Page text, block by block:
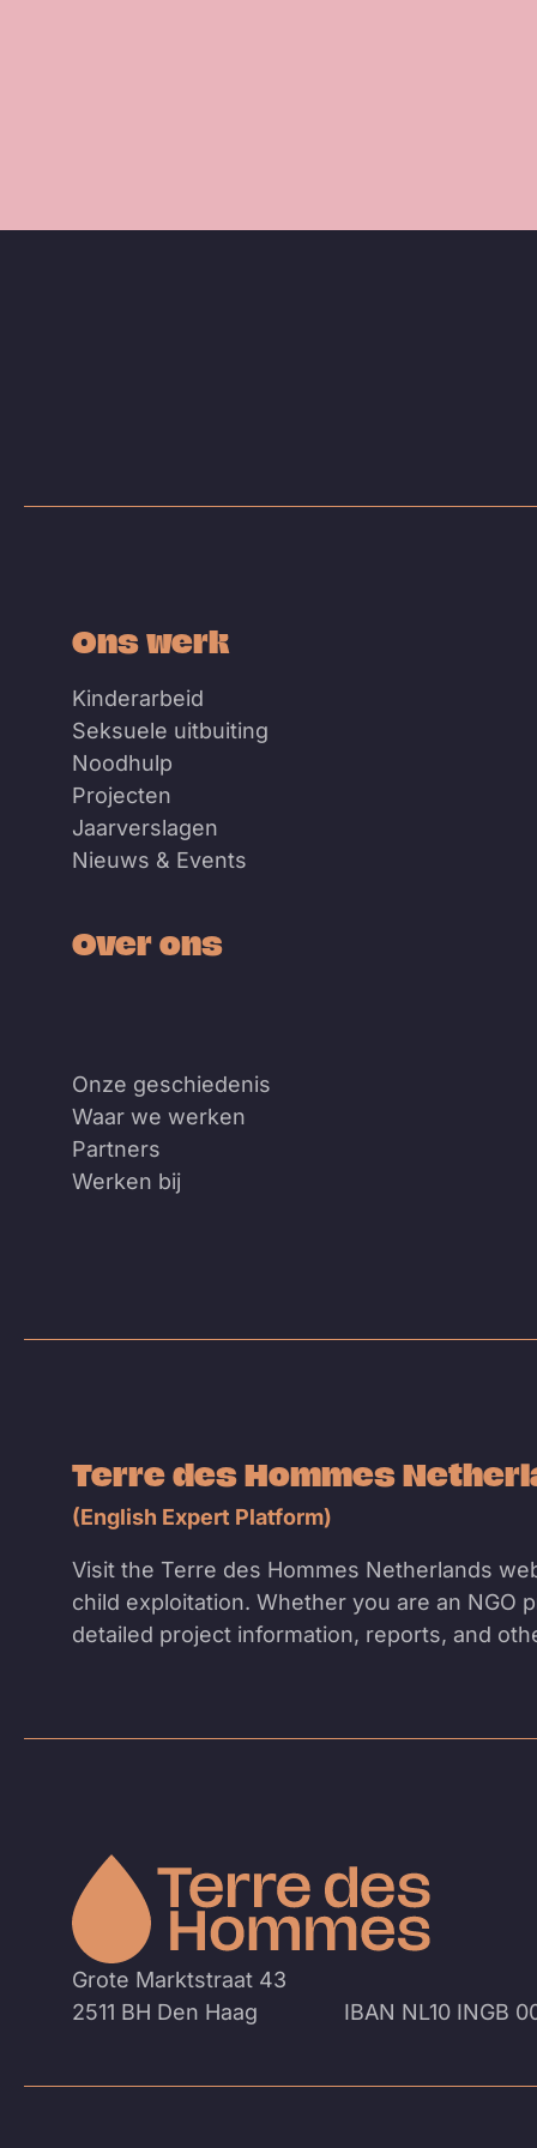
Ons werk
Kinderarbeid
Seksuele uitbuiting
Noodhulp
Projecten
Jaarverslagen
Nieuws & Events
Over ons
Onze geschiedenis
Waar we werken
Partners
Werken bij
Terre des Hommes
(English Expert Platform)
Visit the Terre des Hommes Netherlands
child exploitation. Whether you are an NGO
detailed project information, reports, and
Grote Marktstraat 43
2511 BH Den Haag
IBAN NL10 INGB